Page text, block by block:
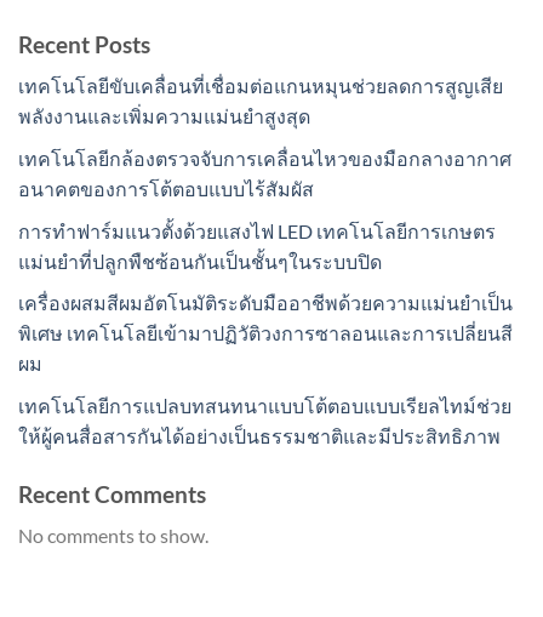
Recent Posts
เทคโนโลยีขับเคลื่อนที่เชื่อมต่อแกนหมุนช่วยลดการสูญเสีย
พลังงานและเพิ่มความแม่นยำสูงสุด
เทคโนโลยีกล้องตรวจจับการเคลื่อนไหวของมือกลางอากาศ
อนาคตของการโต้ตอบแบบไร้สัมผัส
การทำฟาร์มแนวตั้งด้วยแสงไฟ LED เทคโนโลยีการเกษตร
แม่นยำที่ปลูกพืชซ้อนกันเป็นชั้นๆในระบบปิด
เครื่องผสมสีผมอัตโนมัติระดับมืออาชีพด้วยความแม่นยำเป็น
พิเศษ เทคโนโลยีเข้ามาปฏิวัติวงการซาลอนและการเปลี่ยนสี
ผม
เทคโนโลยีการแปลบทสนทนาแบบโต้ตอบแบบเรียลไทม์ช่วย
ให้ผู้คนสื่อสารกันได้อย่างเป็นธรรมชาติและมีประสิทธิภาพ
Recent Comments
No comments to show.